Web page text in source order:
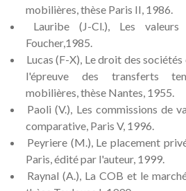
mobilières, thèse Paris II, 1986.
Lauribe (J-Cl.), Les
Foucher,1985.
Lucas (F-X), Le droit des
l'épreuve des transferts
mobilières, thèse Nantes, 1955.
Paoli (V.), Les commissions de
comparative, Paris V, 1996.
Peyriere (M.), Le placement
Paris, édité par l'auteur, 1999.
Raynal (A.), La COB et le